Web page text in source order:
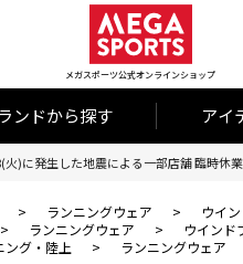
メガスポーツ公式オンラインショップ
ンドから探す アイ
火)に発生した地震による一部店舗 臨時休
> ランニングウェア > ウイ
> ランニングウェア > ウインド
ング・陸上 > ランニングウェア